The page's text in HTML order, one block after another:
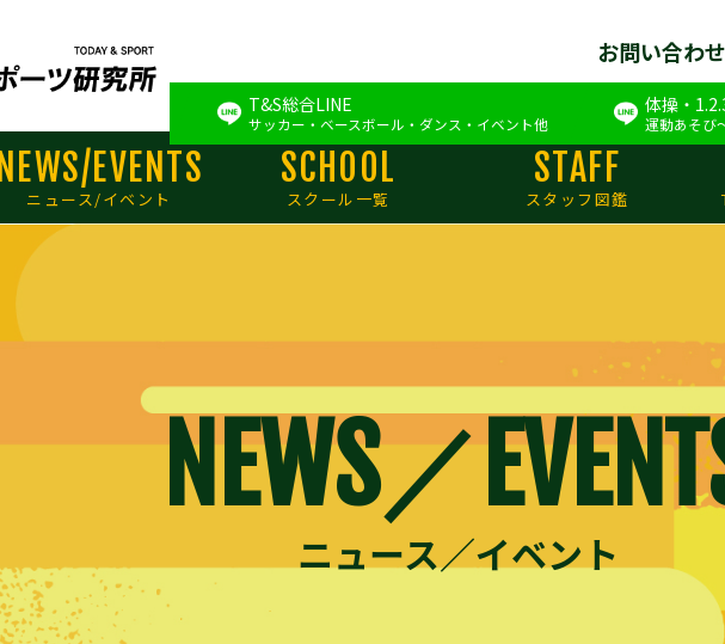
NEWS/EVENTS
ニュース/イベント
SCHOOL
スクール一覧
STAFF
スタッフ図鑑
お問い合わ
T&S総合LINE
サッカー・ベースボール・ダンス・イベント他
体操・
運動あそび
NEWS／
ニュース／イベント